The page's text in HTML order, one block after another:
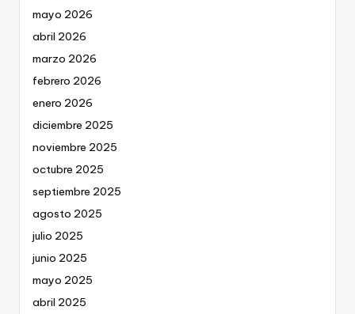
mayo 2026
abril 2026
marzo 2026
febrero 2026
enero 2026
diciembre 2025
noviembre 2025
octubre 2025
septiembre 2025
agosto 2025
julio 2025
junio 2025
mayo 2025
abril 2025